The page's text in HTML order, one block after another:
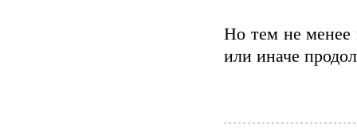
Но тем не менее
или иначе